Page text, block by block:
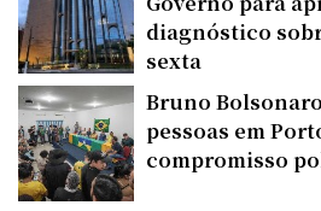
diagnóstico
sexta
Bruno
pessoas em
compromisso